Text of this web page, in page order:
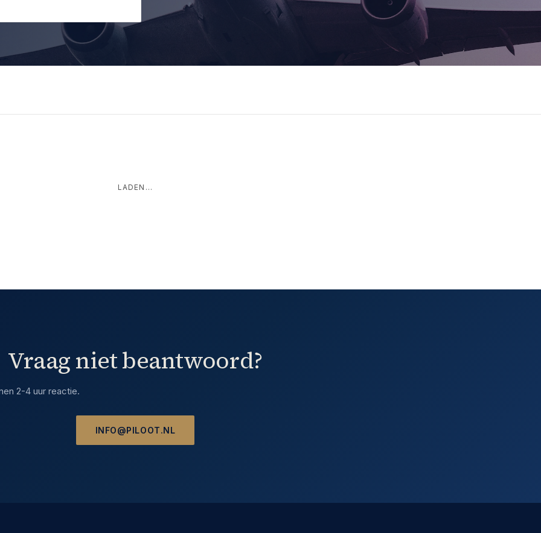
LADEN...
Vraag niet beantwoord?
2-4 uur reactie.
INFO@PILOOT.NL